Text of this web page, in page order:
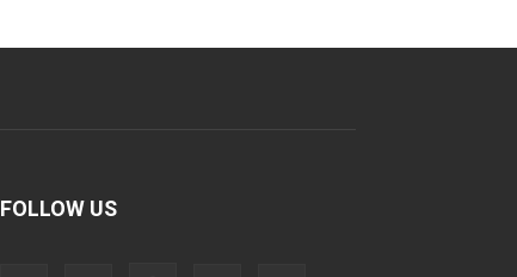
FOLLOW US